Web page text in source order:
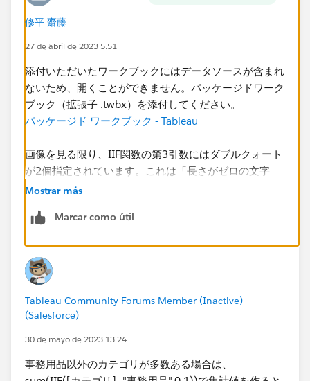
修平 齋藤
27 de abril de 2023 5:51
添付いただいたワークブックにはデータソースが含まれ
ないため、開くことができません。パッケージドワーク
ブック（拡張子 .twbx）を添付してください。
パッケージド ワークブック - Tableau
画像を見る限り、IIF関数の第3引数にはダブルクォート​
が2個指定されています。これは「長さがゼロの文字
列」という意味でNULLではありません。理解し難いか
ある」と認識されてしまいます。なので、第3引数には
分岐先を無しにするかという対応を取ってください。
Mostrar más
Marcar como útil
Tableau Community Forums Member (Inactive)
(Salesforce)
30 de mayo de 2023 13:24
事務用品以外のカテゴリが多数ある場合は、